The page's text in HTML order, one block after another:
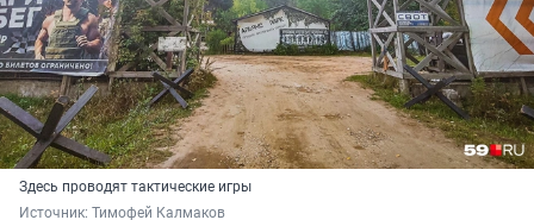
Здесь проводят тактические игры
Источник: Тимофей Калмаков